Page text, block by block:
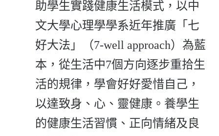
助學生實踐健康生活模式，以中
文大學心理學學系近年推廣「七
好大法」（7-well approach）為藍
本，從生活中7個方向逐步重拾生
活的規律，學會好好愛惜自己，
以達致身、心、靈健康。養學生
的健康生活習慣、正向情緒及良